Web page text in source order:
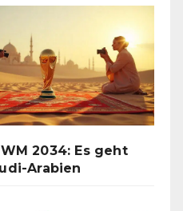
2034: Es geht
Arabien